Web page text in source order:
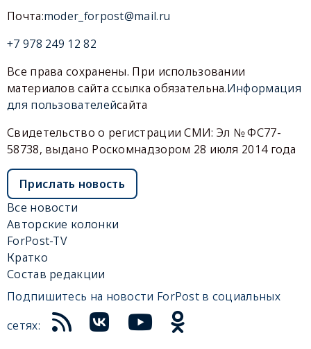
Почта:moder_forpost@mail.ru
+7 978 249 12 82
Все права сохранены. При использовании
материалов сайта ссылка обязательна.Информация
для пользователейсайта
Свидетельство о регистрации СМИ: Эл № ФС77-
58738, выдано Роскомнадзором 28 июля 2014 года
Прислать новость
Все новости
Авторские колонки
ForPost-TV
Кратко
Состав редакции
Подпишитесь на новости ForPost в социальных
сетях: